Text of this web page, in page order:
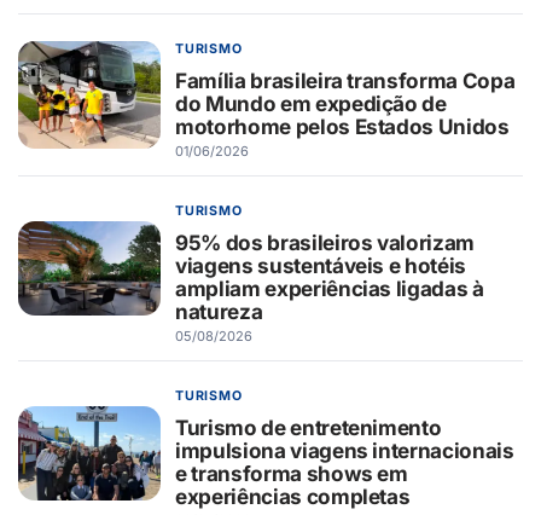
TURISMO
Família brasileira transforma Copa
do Mundo em expedição de
motorhome pelos Estados Unidos
01/06/2026
TURISMO
95% dos brasileiros valorizam
viagens sustentáveis e hotéis
ampliam experiências ligadas à
natureza
05/08/2026
TURISMO
Turismo de entretenimento
impulsiona viagens internacionais
e transforma shows em
experiências completas